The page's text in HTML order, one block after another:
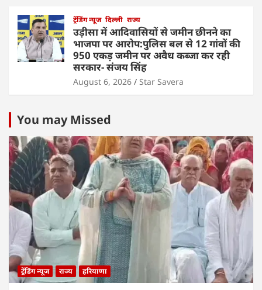
ट्रेंडिंग न्यूज दिल्ली राज्य
उड़ीसा में आदिवासियों से जमीन छीनने का
भाजपा पर आरोप:पुलिस बल से 12 गांवों की
950 एकड़ जमीन पर अवैध कब्जा कर रही
सरकार- संजय सिंह
August 6, 2026 Star Savera
You may Missed
ट्रेंडिंग न्यूज राज्य हरियाणा